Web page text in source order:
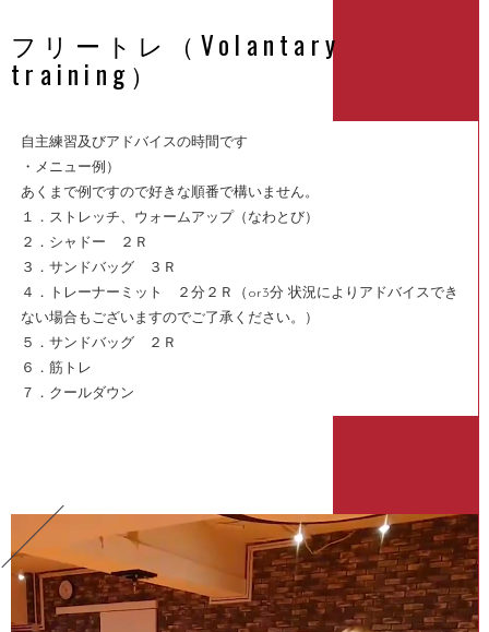
フリートレ（Volantary
training）
自主練習及びアドバイスの時間です
・メニュー例）
あくまで例ですので好きな順番で構いません。
１．ストレッチ、ウォームアップ（なわとび）
２．シャドー ２Ｒ
３．サンドバッグ ３Ｒ
４．トレーナーミット ２分２Ｒ（or3分 状況によりアドバイスでき
ない場合もございますのでご了承ください。）
５．サンドバッグ ２Ｒ
６．筋トレ
７．クールダウン